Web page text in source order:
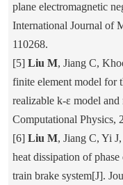
plane electromagnetic
International Journal of
110268.
[5] Liu M, Jiang C,
finite element model for
realizable k-ε model
Computational Physics,
[6] Liu M, Jiang C, Yi
heat dissipation of
train brake system[J].